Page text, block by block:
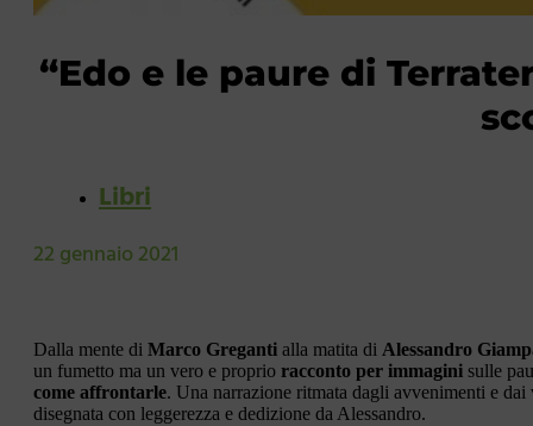
“Edo e le paure di
Libri
22 gennaio 2021
Dalla mente di Marco Greganti alla matita di Alessandro
un fumetto ma un vero e proprio racconto per immagini sulle
come affrontarle. Una narrazione ritmata dagli avvenimenti e
disegnata con leggerezza e dedizione da Alessandro.